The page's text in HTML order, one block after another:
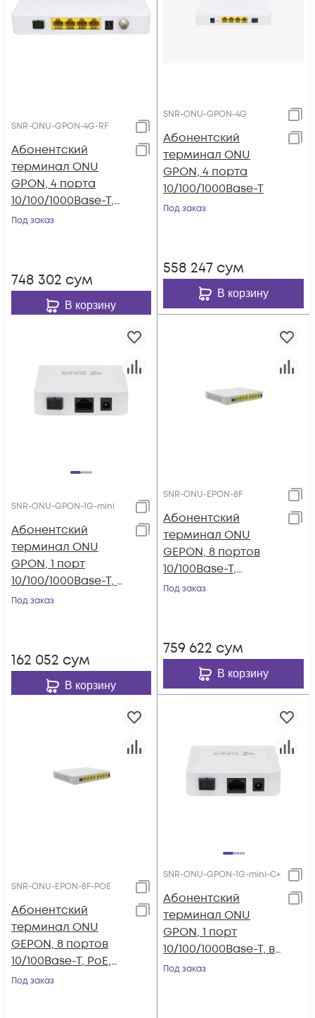
SNR-ONU-GPON-4G-RF
Абонентский
терминал ONU
GPON, 4 порта
10/100/1000Base-T,
RF
Под заказ
748 302 сум
В корзину
SNR-ONU-GPON-4G
Абонентский
терминал ONU
GPON, 4 порта
10/100/1000Base-T
Под заказ
558 247 сум
В корзину
SNR-ONU-GPON-1G-mini
Абонентский
терминал ONU
GPON, 1 порт
10/100/1000Base-T, в
мини корпусе.
Под заказ
162 052 сум
В корзину
SNR-ONU-EPON-8F
Абонентский
терминал ONU
GEPON, 8 портов
10/100Base-T,
совместим с
Под заказ
759 622 сум
В корзину
SNR-ONU-EPON-8F-POE
Абонентский
терминал ONU
GEPON, 8 портов
10/100Base-T, PoE,
совместим с
Под заказ
SNR-ONU-GPON-1G-mini-C+
Абонентский
терминал ONU
GPON, 1 порт
10/100/1000Base-T, в
мини корпусе.
Под заказ